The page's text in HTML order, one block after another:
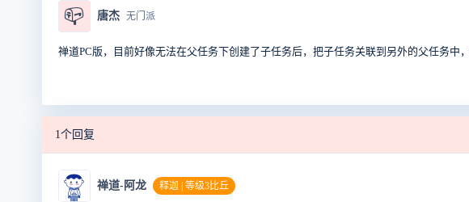
📪 唐杰 无门派
禅道PC版，目前好像无法在父任务下创建了子任务后，把子任务关联到另外的父任务中
1个回复
禅道-阿龙 释迦 | 等级3比丘